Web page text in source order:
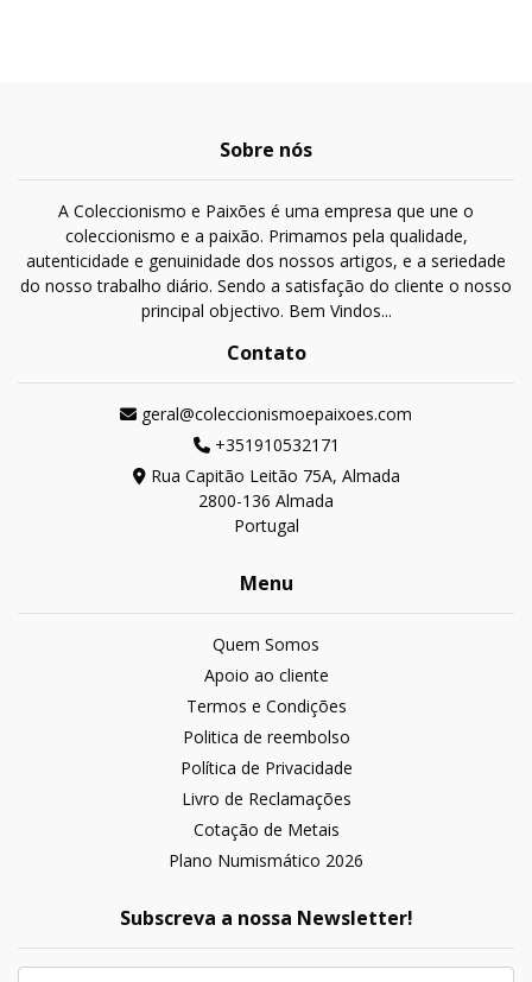
Sobre nós
A Coleccionismo e Paixões é uma empresa que une o
coleccionismo e a paixão. Primamos pela qualidade,
autenticidade e genuinidade dos nossos artigos, e a seriedade
do nosso trabalho diário. Sendo a satisfação do cliente o nosso
principal objectivo. Bem Vindos...
Contato
geral@coleccionismoepaixoes.com
+351910532171
Rua Capitão Leitão 75A, Almada
2800-136 Almada
Portugal
Menu
Quem Somos
Apoio ao cliente
Termos e Condições
Politica de reembolso
Política de Privacidade
Livro de Reclamações
Cotação de Metais
Plano Numismático 2026
Subscreva a nossa Newsletter!